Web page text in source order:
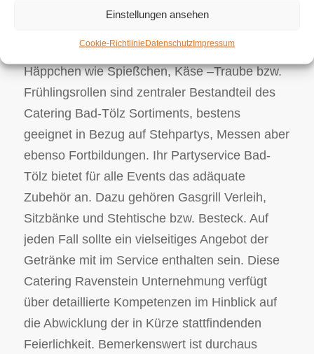
Einstellungen ansehen
Cookie-RichtlinieDatenschutzImpressum
geschäftliche Events oder auch individuelle
Häppchen wie Spießchen, Käse –Traube bzw.
Frühlingsrollen sind zentraler Bestandteil des
Catering Bad-Tölz Sortiments, bestens
geeignet in Bezug auf Stehpartys, Messen aber
ebenso Fortbildungen. Ihr Partyservice Bad-
Tölz bietet für alle Events das adäquate
Zubehör an. Dazu gehören Gasgrill Verleih,
Sitzbänke und Stehtische bzw. Besteck. Auf
jeden Fall sollte ein vielseitiges Angebot der
Getränke mit im Service enthalten sein. Diese
Catering Ravenstein Unternehmung verfügt
über detaillierte Kompetenzen im Hinblick auf
die Abwicklung der in Kürze stattfindenden
Feierlichkeit. Bemerkenswert ist durchaus